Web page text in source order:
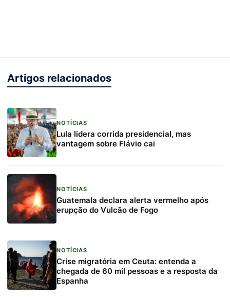
Artigos relacionados
NOTÍCIAS
Lula lidera corrida presidencial, mas
vantagem sobre Flávio cai
NOTÍCIAS
Guatemala declara alerta vermelho após
erupção do Vulcão de Fogo
NOTÍCIAS
Crise migratória em Ceuta: entenda a
chegada de 60 mil pessoas e a resposta da
Espanha